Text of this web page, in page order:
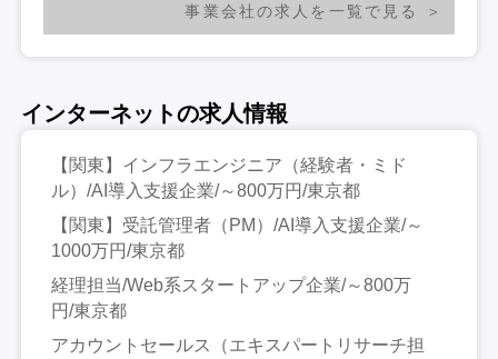
事業会社の求人を一覧で見る
インターネットの求人情報
【関東】インフラエンジニア（経験者・ミド
ル）/AI導入支援企業/～800万円/東京都
【関東】受託管理者（PM）/AI導入支援企業/～
1000万円/東京都
経理担当/Web系スタートアップ企業/～800万
円/東京都
アカウントセールス（エキスパートリサーチ担